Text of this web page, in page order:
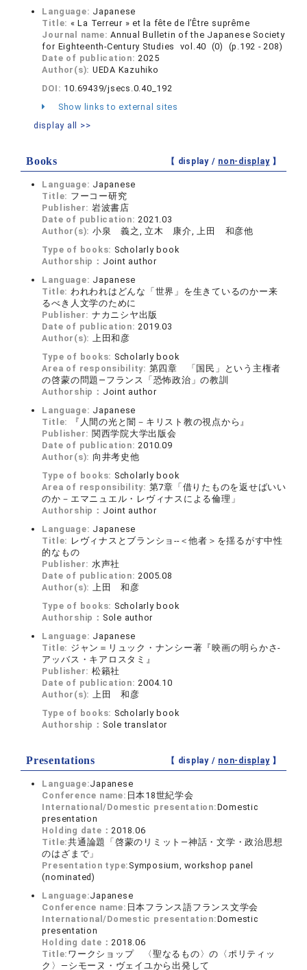
Language: Japanese
Title: « La Terreur » et la fête de l’Être suprême
Journal name:Annual Bulletin of the Japanese Society
for Eighteenth-Century Studies vol.40 (0) (p.192 - 208)
Date of publication:2025
Author(s): UEDA Kazuhiko
DOI: 10.69439/jsecs.0.40_192
Show links to external sites
display all >>
Books 【 display / non-display】
Language: Japanese
Title: フーコー研究
Publisher: 岩波書店
Date of publication:2021.03
Author(s): 小泉 義之, 立木 康介, 上田 和彦他
Type of books: Scholarly book
Authorship： Joint author
Language: Japanese
Title: われわれはどんな「世界」を生きているのかー来
るべき人文学のために
Publisher: ナカニシヤ出版
Date of publication:2019.03
Author(s): 上田和彦
Type of books: Scholarly book
Area of responsibility: 第四章 「国民」という主権者
の啓蒙の問題—フランス「恐怖政治」の教訓
Authorship： Joint author
Language: Japanese
Title:
『人間の光と闇－キリスト教の視点から』
Publisher: 関西学院大学出版会
Date of publication:2010.09
Author(s): 向井考史他
Type of books: Scholarly book
Area of responsibility: 第7章「借りたものを返せばいい
のか－エマニュエル・レヴィナスによる倫理」
Authorship： Joint author
Language: Japanese
Title: レヴィナスとブランショ--＜他者＞を揺るがす中性
的なもの
Publisher: 水声社
Date of publication:2005.08
Author(s): 上田 和彦
Type of books: Scholarly book
Authorship： Sole author
Language: Japanese
Title: ジャン＝リュック・ナンシー著『映画の明らかさ-
アッバス・キアロスタミ』
Publisher: 松籟社
Date of publication:2004.10
Author(s): 上田 和彦
Type of books: Scholarly book
Authorship： Sole translator
Presentations 【 display / non-display】
Language:Japanese
Conference name: 日本18世紀学会
International/Domestic presentation:Domestic
presentation
Holding date：2018.06
Title:共通論題「啓蒙のリミット—神話・文学・政治思想
のはざまで」
Presentation type: Symposium, workshop panel
(nominated)
Language:Japanese
Conference name: 日本フランス語フランス文学会
International/Domestic presentation:Domestic
presentation
Holding date：2018.06
Title: ワークショップ 〈聖なるもの〉の〈ポリティッ
ク〉—シモーヌ・ヴェイユから出発して